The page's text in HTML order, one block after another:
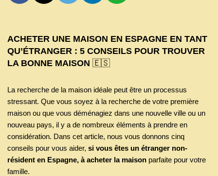
ACHETER UNE MAISON EN ESPAGNE EN TANT
QU’ÉTRANGER : 5 CONSEILS POUR TROUVER
LA BONNE MAISON 🇪🇸
La recherche de la maison idéale peut être un processus
stressant. Que vous soyez à la recherche de votre première
maison ou que vous déménagiez dans une nouvelle ville ou un
nouveau pays, il y a de nombreux éléments à prendre en
considération. Dans cet article, nous vous donnons cinq
conseils pour vous aider, si vous êtes un étranger non-
résident en Espagne, à acheter la maison parfaite pour votre
famille.